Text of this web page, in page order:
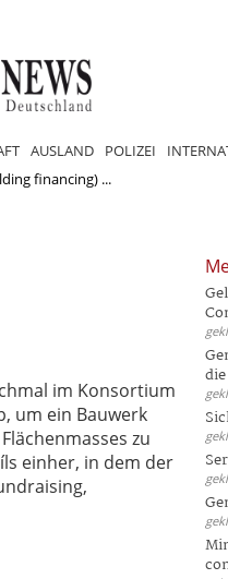
AUSLAND POLIZEI
financing) ...
im Konsortium
um ein Bauwerk
zu
einher, in dem der